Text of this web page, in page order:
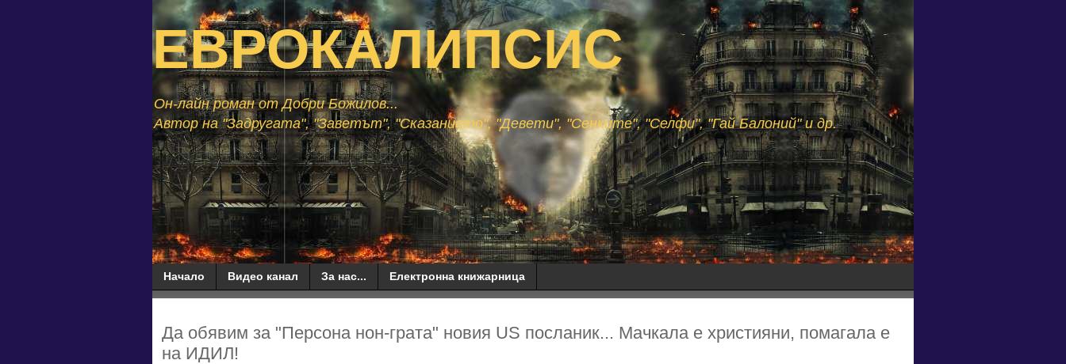
ЕВРОКАЛИПСИС
Он-лайн роман от Добри Божилов...
Автор на "Задругата", "Заветът", "Сказанието", "Девети", "Сенките", "Селфи", "Гай Балоний" и др.
Начало Видео канал За нас... Електронна книжарница
Да обявим за "Персона нон-грата" новия US посланик... Мачкала е християни, помагала е
на ИДИЛ!